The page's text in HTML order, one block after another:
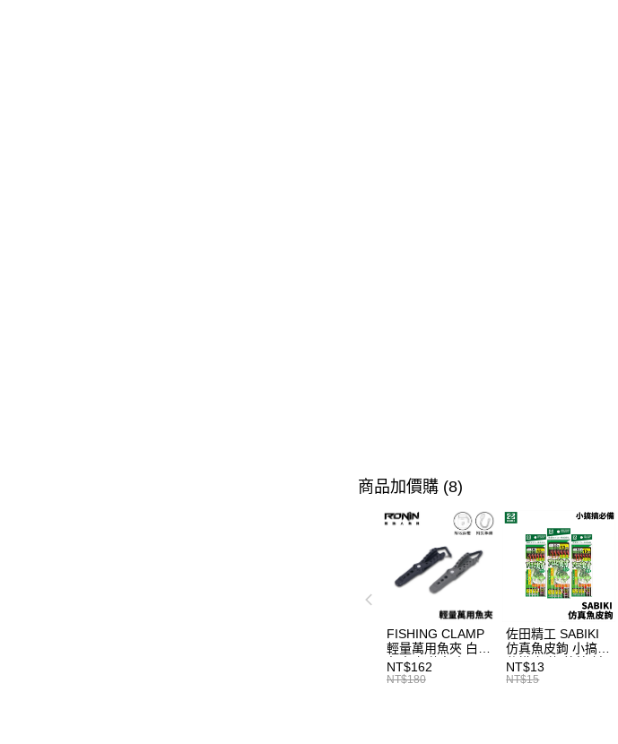
商品加價購 (8)
FISHING CLAMP
輕量萬用魚夾 白帶
魚夾 船釣魚夾 可
單手操作 T1090
NT$162
NT$180
佐田精工 SABIKI
仿真魚皮鉤 小搞搞
仕掛 船釣 竹筴 鯖
魚 H375
NT$13
NT$15